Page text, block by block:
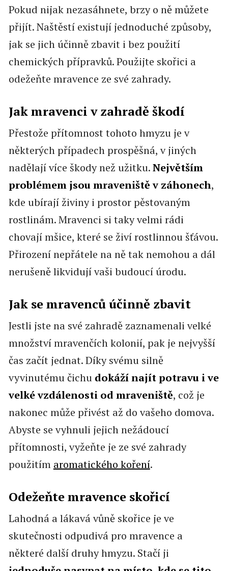
Pokud nijak nezasáhnete, brzy o ně můžete
přijít. Naštěstí existují jednoduché způsoby,
jak se jich účinně zbavit i bez použití
chemických přípravků. Použijte skořici a
odežeňte mravence ze své zahrady.
Jak mravenci v zahradě škodí
Přestože přítomnost tohoto hmyzu je v
některých případech prospěšná, v jiných
nadělají více škody než užitku.Největším
problémem jsou mraveniště v záhonech,
kde ubírají živiny i prostor pěstovaným
rostlinám. Mravenci si taky velmi rádi
chovají mšice, které se živí rostlinnou šťávou.
Přirození nepřátele na ně tak nemohou a dál
nerušeně likvidují vaši budoucí úrodu.
Jak se mravenců účinně zbavit
Jestli jste na své zahradě zaznamenali velké
množství mravenčích kolonií, pak je nejvyšší
čas začít jednat. Díky svému silně
vyvinutému čichu dokáží najít potravu i ve
velké vzdálenosti od mraveniště, což je
nakonec může přivést až do vašeho domova.
Abyste se vyhnuli jejich nežádoucí
přítomnosti, vyžeňte je ze své zahrady
použitím aromatického koření.
Odežeňte mravence skořicí
Lahodná a lákavá vůně skořice je ve
skutečnosti odpudivá pro mravence a
některé další druhy hmyzu. Stačí ji